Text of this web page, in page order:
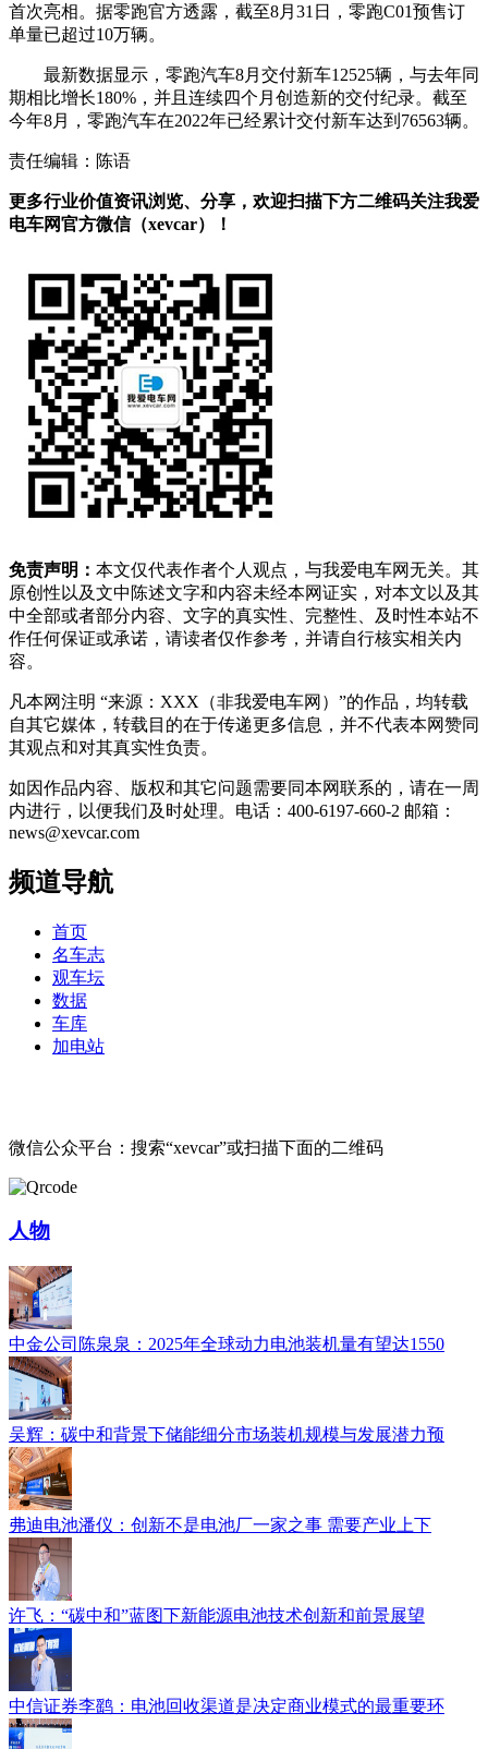
首次亮相。据零跑官方透露，截至8月31日，零跑C01预售订
单量已超过10万辆。
最新数据显示，零跑汽车8月交付新车12525辆，与去年同
期相比增长180%，并且连续四个月创造新的交付纪录。截至
今年8月，零跑汽车在2022年已经累计交付新车达到76563辆。
责任编辑：陈语
更多行业价值资讯浏览、分享，欢迎扫描下方二维码关注我爱
电车网官方微信（xevcar）！
免责声明： 本文仅代表作者个人观点，与我爱电车网无关。其
原创性以及文中陈述文字和内容未经本网证实，对本文以及其
中全部或者部分内容、文字的真实性、完整性、及时性本站不
作任何保证或承诺，请读者仅作参考，并请自行核实相关内
容。
凡本网注明 “来源：XXX（非我爱电车网）”的作品，均转载
自其它媒体，转载目的在于传递更多信息，并不代表本网赞同
其观点和对其真实性负责。
如因作品内容、版权和其它问题需要同本网联系的，请在一周
内进行，以便我们及时处理。电话：400-6197-660-2 邮箱：
news@xevcar.com
频道导航
首页
名车志
观车坛
数据
车库
加电站
微信公众平台：搜索“xevcar”或扫描下面的二维码
人物
中金公司陈泉泉：2025年全球动力电池装机量有望达1550
吴辉：碳中和背景下储能细分市场装机规模与发展潜力预
弗迪电池潘仪：创新不是电池厂一家之事 需要产业上下
许飞：“碳中和”蓝图下新能源电池技术创新和前景展望
中信证券李鹞：电池回收渠道是决定商业模式的最重要环